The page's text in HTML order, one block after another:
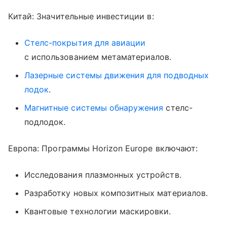
Китай: Значительные инвестиции в:
Стелс-покрытия для авиации
с использованием метаматериалов.
Лазерные системы движения для подводных
лодок.
Магнитные системы обнаружения стелс-
подлодок.
Европа: Программы Horizon Europe включают:
Исследования плазмонных устройств.
Разработку новых композитных материалов.
Квантовые технологии маскировки.